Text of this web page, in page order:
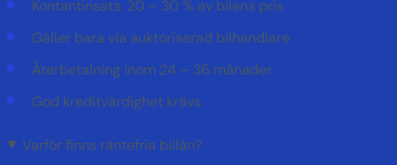
Kontantinsats: 20 – 30 % av bilens pris
Gäller bara via auktoriserad bilhandlare
Återbetalning inom 24 – 36 månader
God kreditvärdighet krävs
Varför finns räntefria billån?